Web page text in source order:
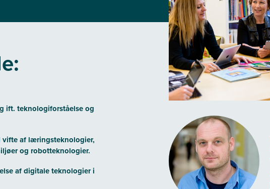
ift. teknologiforståelse og
vifte af læringsteknologier,
og robotteknologier.
af digitale teknologier i